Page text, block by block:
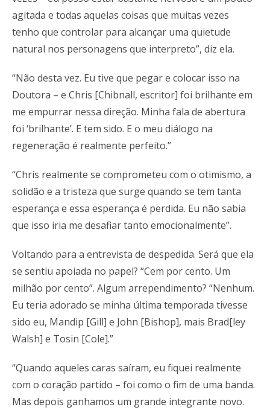
agitada e todas aquelas coisas que muitas vezes
tenho que controlar para alcançar uma quietude
natural nos personagens que interpreto”, diz ela.
“Não desta vez. Eu tive que pegar e colocar isso na
Doutora – e Chris [Chibnall, escritor] foi brilhante em
me empurrar nessa direção. Minha fala de abertura
foi ‘brilhante’. E tem sido. E o meu diálogo na
regeneração é realmente perfeito.”
“Chris realmente se comprometeu com o otimismo, a
solidão e a tristeza que surge quando se tem tanta
esperança e essa esperança é perdida. Eu não sabia
que isso iria me desafiar tanto emocionalmente”.
Voltando para a entrevista de despedida. Será que ela
se sentiu apoiada no papel? “Cem por cento. Um
milhão por cento”. Algum arrependimento? “Nenhum.
Eu teria adorado se minha última temporada tivesse
sido eu, Mandip [Gill] e John [Bishop], mais Brad[ley
Walsh] e Tosin [Cole].”
“Quando aqueles caras saíram, eu fiquei realmente
com o coração partido – foi como o fim de uma banda.
Mas depois ganhamos um grande integrante novo.